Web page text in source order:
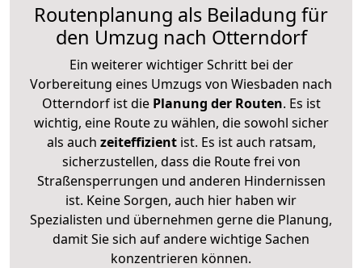
Routenplanung als Beiladung für
den Umzug nach Otterndorf
Ein weiterer wichtiger Schritt bei der
Vorbereitung eines Umzugs von Wiesbaden nach
Otterndorf ist diePlanung der Routen. Es ist
wichtig, eine Route zu wählen, die sowohl sicher
als auch zeiteffizientist. Es ist auch ratsam,
sicherzustellen, dass die Route frei von
Straßensperrungen und anderen Hindernissen
ist. Keine Sorgen, auch hier haben wir
Spezialisten und übernehmen gerne die Planung,
damit Sie sich auf andere wichtige Sachen
konzentrieren können.